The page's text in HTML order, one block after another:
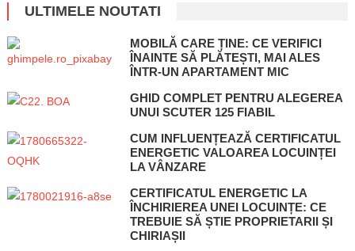
ULTIMELE NOUTATI
MOBILĂ CARE ȚINE: CE VERIFICI
ÎNAINTE SĂ PLĂTEȘTI, MAI ALES
ÎNTR-UN APARTAMENT MIC
GHID COMPLET PENTRU ALEGEREA
UNUI SCUTER 125 FIABIL
CUM INFLUENȚEAZĂ CERTIFICATUL
ENERGETIC VALOAREA LOCUINȚEI
LA VÂNZARE
CERTIFICATUL ENERGETIC LA
ÎNCHIRIEREA UNEI LOCUINȚE: CE
TREBUIE SĂ ȘTIE PROPRIETARII ȘI
CHIRIAȘII